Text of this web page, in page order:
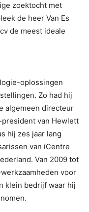
zoektocht met
de heer Van Es
de meest ideale
oplossingen
Zo had hij
algemeen directeur
president van Hewlett
hij zes jaar lang
van iCentre
Van 2009 tot
voor
klein bedrijf waar hij